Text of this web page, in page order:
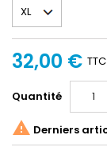
32,00 € TTC
Quantité
 Derniers